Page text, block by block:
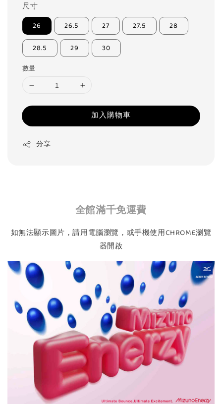
尺寸
26 26.5 27 27.5 28
28.5 29 30
數量
加入購物車
分享
全館滿千免運費
如無法顯示圖片，請用電腦瀏覽，或手機使用CHROME瀏覽
器開啟